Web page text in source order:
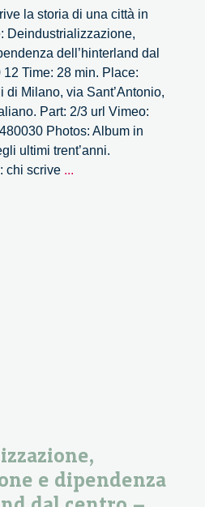
la storia di una città in
Deindustrializzazione,
dell’hinterland dal
Time: 28 min. Place:
di Milano, via Sant’Antonio,
Part: 2/3 url Vimeo:
Photos: Album in
ultimi trent’anni.
chi scrive ...
e dipendenza